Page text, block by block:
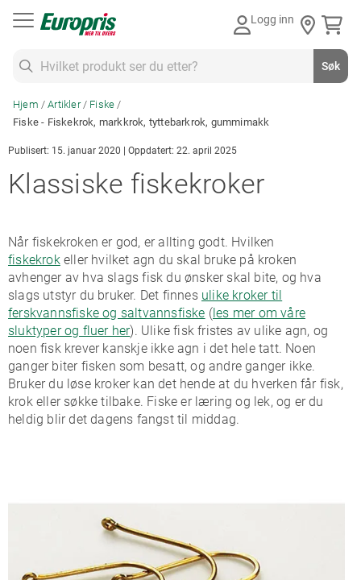
Logg inn
Søk
Hjem Artikler Fiske
Fiske - Fiskekrok, markkrok, tyttebarkrok, gummimakk
Publisert: 15. januar 2020 | Oppdatert: 22. april 2025
Klassiske fiskekroker
Når fiskekroken er god, er allting godt. Hvilken
fiskekrokeller hvilket agn du skal bruke på kroken
avhenger av hva slags fisk du ønsker skal bite, og hva
slags utstyr du bruker. Det finnes ulike kroker til
ferskvannsfiske og saltvannsfiske (les mer om våre
sluktyper og fluer her). Ulike fisk fristes av ulike agn, og
noen fisk krever kanskje ikke agn i det hele tatt. Noen
ganger biter fisken som besatt, og andre ganger ikke.
Bruker du løse kroker kan det hende at du hverken får fisk,
krok eller søkke tilbake. Fiske er læring og lek, og er du
heldig blir det dagens fangst til middag.